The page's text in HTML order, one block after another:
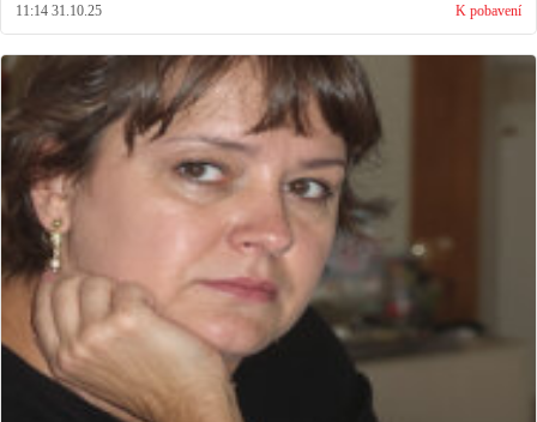
11:14 31.10.25 K pobavení